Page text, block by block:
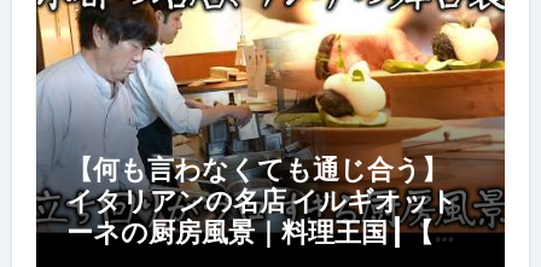
【何も言わなくても通じ合う】
イタリアンの名店 イルギオット
ーネの厨房風景｜料理王国 | 【厨